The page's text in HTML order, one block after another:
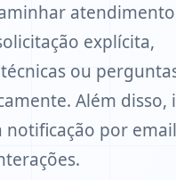
atendimento
explícita,
ou
Além disso,
notificação por